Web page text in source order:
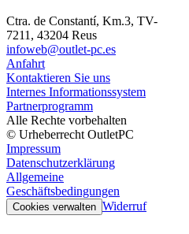
Ctra. de Constantí, Km.3, TV-
7211, 43204 Reus
infoweb@outlet-pc.es
Anfahrt
Kontaktieren Sie uns
Internes Informationssystem
Partnerprogramm
Alle Rechte vorbehalten
© Urheberrecht OutletPC
Impressum
Datenschutzerklärung
Allgemeine
Geschäftsbedingungen
Cookies verwalten Widerruf